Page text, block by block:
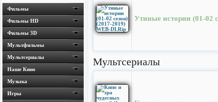
Фильмы
Фильмы HD
Фильмы 3D
Мультфильмы
Мультсериалы
Наше Кино
Музыка
Игры
Утиные истории (01-02
Мультсериалы